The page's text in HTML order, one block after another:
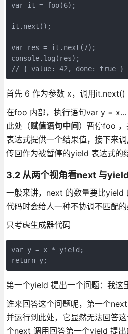
var it = foo(6);
it.next();
var res = it.next(7);
console.log(res);
// { value: 42, done: true }
首先 6 作为参数 x，调用
在foo 内部，执行语句var y =
此处（赋值语句中间）暂停foo
表达式提供一个结果值，接下来
传回作为被暂停的yield 表达式的
3.2 从两个视角看next 与
一般来讲，next 的数量要比yield
代码时会给人一种不协调不匹配
只考虑生成器代码
var y = x * yield;
return y;
第一个yield 提出一个问题：我这
谁来回答这个问题呢，第一个
并运行到此处，它显然无法回答
个next 调用回答第一个yield 提出